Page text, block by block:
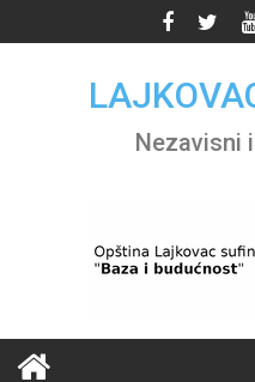
to
Nezavisni